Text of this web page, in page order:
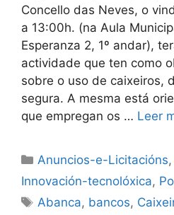
Concello das Neves, o
a 13:00h. (na Aula
Esperanza 2, 1º andar),
actividade que ten como
sobre o uso de caixeiros,
segura. A mesma está
que empregan os … Leer
Anuncios-e-Licitacións,
Innovación-tecnolóxica,
Abanca, bancos,